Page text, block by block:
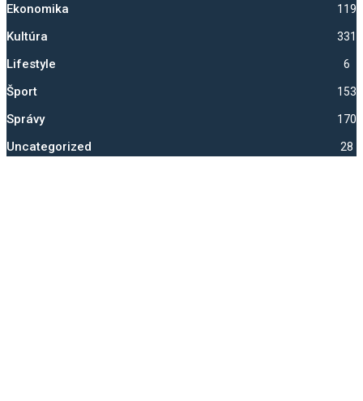
Ekonomika 1192
Kultúra 331
Lifestyle 6
Šport 1530
Správy
Uncategorized 28